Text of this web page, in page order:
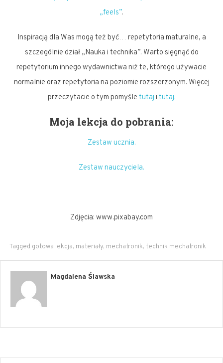
„feels”.
Inspiracją dla Was mogą też być… repetytoria maturalne, a
szczególnie dział „Nauka i technika”. Warto sięgnąć do
repetytorium innego wydawnictwa niż te, którego używacie
normalnie oraz repetytoria na poziomie rozszerzonym. Więcej
przeczytacie o tym pomyśle tutaj i tutaj.
Moja lekcja do pobrania:
Zestaw ucznia.
Zestaw nauczyciela.
Zdjęcia: www.pixabay.com
Tagged gotowa lekcja, materiały, mechatronik, technik mechatronik
Magdalena Ślawska